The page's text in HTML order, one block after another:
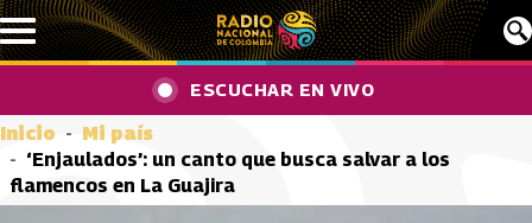
Pasar al contenido principal
ESCUCHAR EN VIVO
Inicio
Mi país
‘Enjaulados’: un canto que busca salvar a los
flamencos en La Guajira